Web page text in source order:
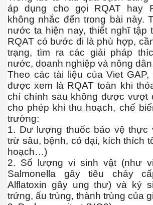
áp dụng cho gọi RQAT hay
không nhắc đến trong bài này.
nước ta hiện nay, thiểt nghĩ tập
RQAT có bước đi là phù hợp,
trạng, tìm ra các giải pháp
nước, doanh nghiệp và nông
Theo các tài liệu của Viet
được xem là RQAT toàn khi
chí chính sau không được vượt
cho phép khi thu hoạch, chế
trường:
1. Dư lượng thuốc bảo vệ thực
trừ sâu, bệnh, cỏ dại, kích thích
hoạch…)
2. Số lượng vi sinh vật (như
Salmonella gây tiêu chảy
Alflatoxin gây ung thư) và ký
trứng, ấu trùng, thành trùng của